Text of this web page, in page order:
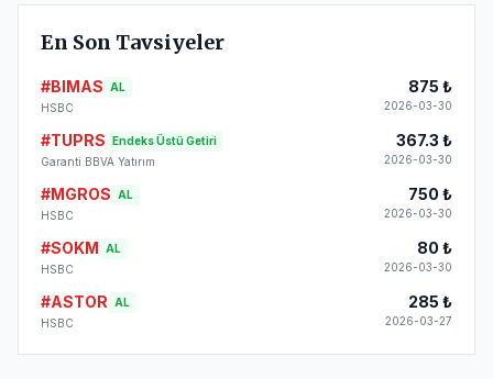
En Son Tavsiyeler
#BIMAS
AL
HSBC
875 ₺
2026-03-30
#TUPRS Endeks Üstü Getiri
Garanti BBVA Yatırım
367.3 ₺
2026-03-30
#MGROS
AL
HSBC
750 ₺
2026-03-30
#SOKM
AL
HSBC
80 ₺
2026-03-30
#ASTOR
AL
HSBC
285 ₺
2026-03-27